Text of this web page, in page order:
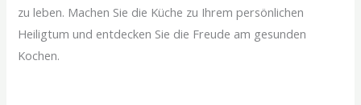
zu leben. Machen Sie die Küche zu Ihrem persönlichen
Heiligtum und entdecken Sie die Freude am gesunden
Kochen.